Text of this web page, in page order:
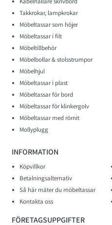
Justerbara möbeltassar
Kabelhållare skrivbord
Takkrokar, lampkrokar
Möbeltassar som höjer
Möbeltassar i filt
Möbeltillbehör
Möbelbollar & stolsstrumpor
Möbelhjul
Möbeltassar i plast
Möbeltassar för bord
Möbeltassar för klinkergolv
Möbeltassar med rörnit
INFORMATION
Köpvillkor
Betalningsalternativ
Så här mäter du möbeltassar
Kontakta oss